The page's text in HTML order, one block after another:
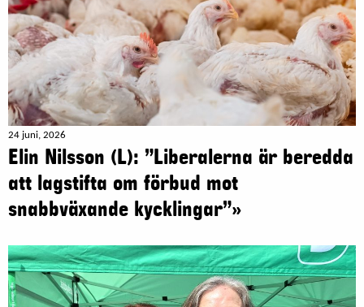
24 juni, 2026
Elin Nilsson (L): ”Liberalerna är beredda
att lagstifta om förbud mot
snabbväxande kycklingar”»